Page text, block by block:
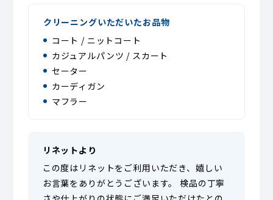
クリーニングいただいたお品物
コート / ニットコート
カジュアルパンツ / スカート
セーター
カーディガン
マフラー
リネットより
この度はリネットをご利用いただき、嬉しい
お言葉をありがとうございます。 検品の丁寧